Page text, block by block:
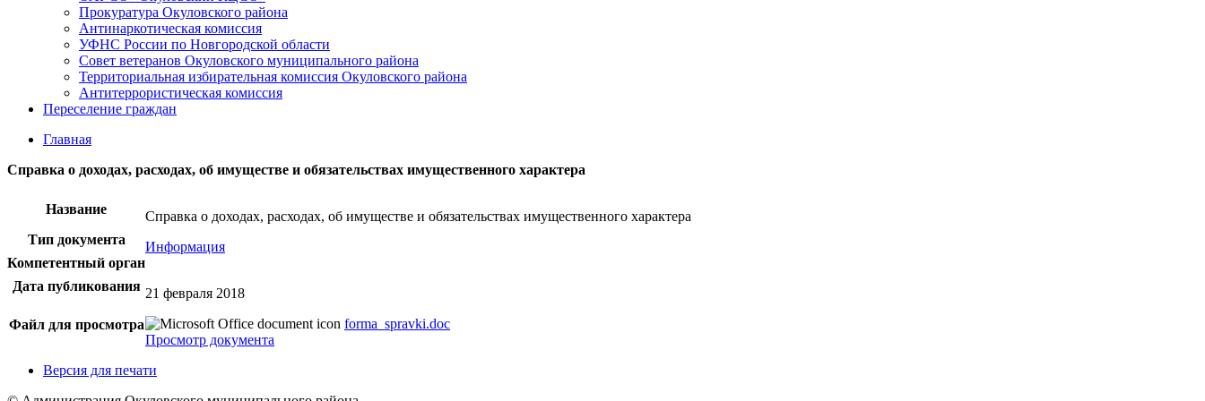
Прокуратура Окуловского района
Антинаркотическая комиссия
УФНС России по Новгородской области
Совет ветеранов Окуловского муниципального района
Территориальная избирательная комиссия Окуловского района
Антитеррористическая комиссия
Переселение граждан
Главная
Справка о доходах, расходах, об имуществе и обязательствах имущественного характера
Название
Справка о доходах, расходах, об имуществе и обязательствах имущественного характера
Тип документа
Информация
Компетентный орган
Дата публикования 21 февраля 2018
Файл для просмотра
forma_spravki.doc
Просмотр документа
Версия для печати